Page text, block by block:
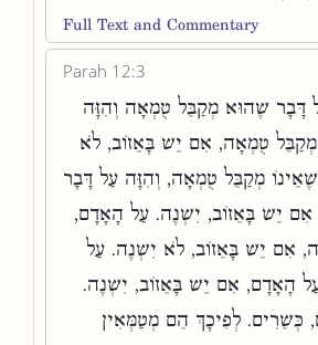
Full Text and Commentary
Parah 12:3
דָּבָר שֶׁהוּא מְקַבֵּל טֻמְאָה וְהִזָּה
טֻמְאָה, אִם יֵשׁ בָּאֵזוֹב, לֹא
מְקַבֵּל טֻמְאָה, וְהִזָּה עַל דָּבָר
יֵשׁ בָּאֵזוֹב, יִשְׁנֶה. עַל הָאָדָם,
אִם יֵשׁ בָּאֵזוֹב, לֹא יִשְׁנֶה. עַל
הָאָדָם, אִם יֵשׁ בָּאֵזוֹב, יִשְׁנֶה.
כְּשֵׁרִים. לְפִיכָךְ הֵם מְטַמְּאִין